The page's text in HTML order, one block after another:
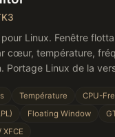
Linux. Fenêtre
cœur, température,
Portage Linux de la
Température
CPU-
Floating Window
XFCE